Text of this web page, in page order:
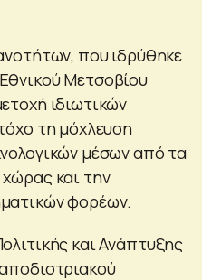
που ιδρύθηκε
Μετσοβίου
ιδιωτικών
τη μόχλευση
μέσων από τα
και την
φορέων.
και Ανάπτυξης